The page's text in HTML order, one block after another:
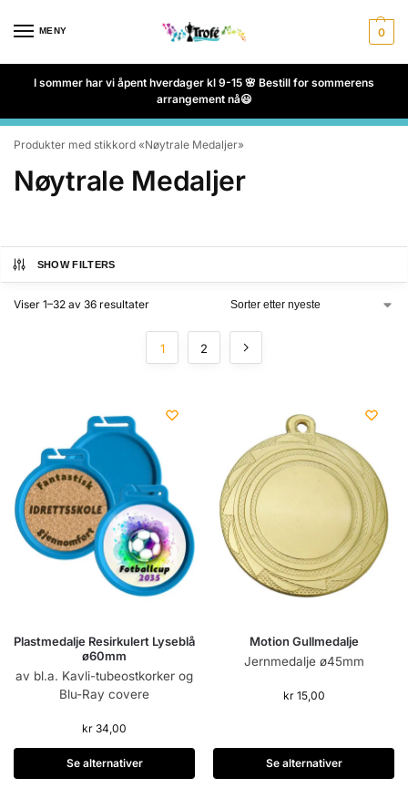
MENY 0
I sommer har vi åpent hverdager kl 9-15 🌸 Bestill for sommerens
arrangement nå😃
Produkter med stikkord «Nøytrale Medaljer»
Nøytrale Medaljer
SHOW FILTERS
Viser 1–32 av 36 resultater
1 2
Plastmedalje Resirkulert Lyseblå
ø60mm
av bl.a. Kavli-tubeostkorker og
Blu-Ray covere
kr 34,00
Se alternativer
Motion Gullmedalje
Jernmedalje ø45mm
kr15,00
Se alternativer